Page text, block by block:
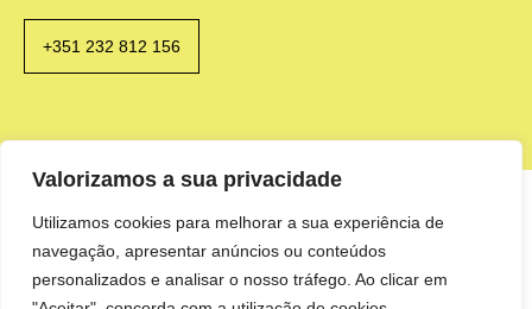
Valorizamos a sua privacidade
Utilizamos cookies para melhorar a sua experiência de
navegação, apresentar anúncios ou conteúdos
personalizados e analisar o nosso tráfego. Ao clicar em
+351 232 812 156